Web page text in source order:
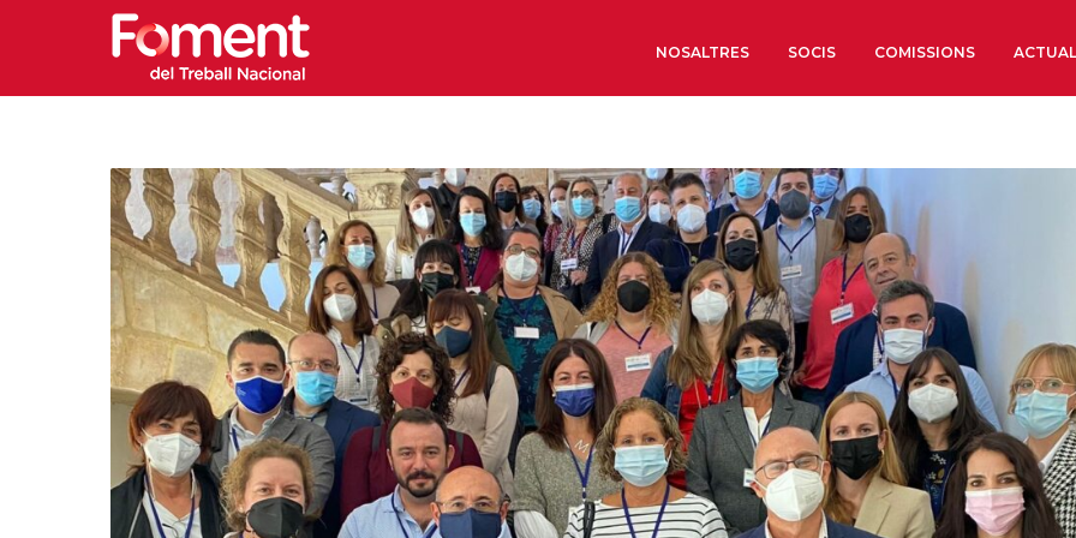
NOSALTRES
Òrgans de Govern
Òrgans Consultius
Estructura Executiva
Institut d’Estudis
Societat Barcelonesa
Econòmics i Socials
Organitzacions
Organitzacions
Coneix més
SOCIS COMISSIONS